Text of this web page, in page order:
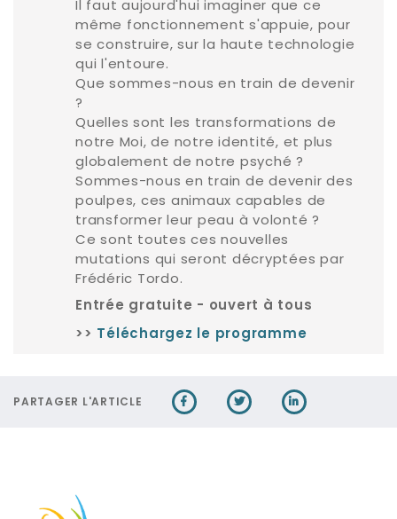
Il faut aujourd'hui imaginer que ce
même fonctionnement s'appuie, pour
se construire, sur la haute technologie
qui l'entoure.
Que sommes-nous en train de devenir
?
Quelles sont les transformations de
notre Moi, de notre identité, et plus
globalement de notre psyché ?
Sommes-nous en train de devenir des
poulpes, ces animaux capables de
transformer leur peau à volonté ?
Ce sont toutes ces nouvelles
mutations qui seront décryptées par
Frédéric Tordo.
Entrée gratuite - ouvert à tous
>> Téléchargez le programme
PARTAGER L'ARTICLE